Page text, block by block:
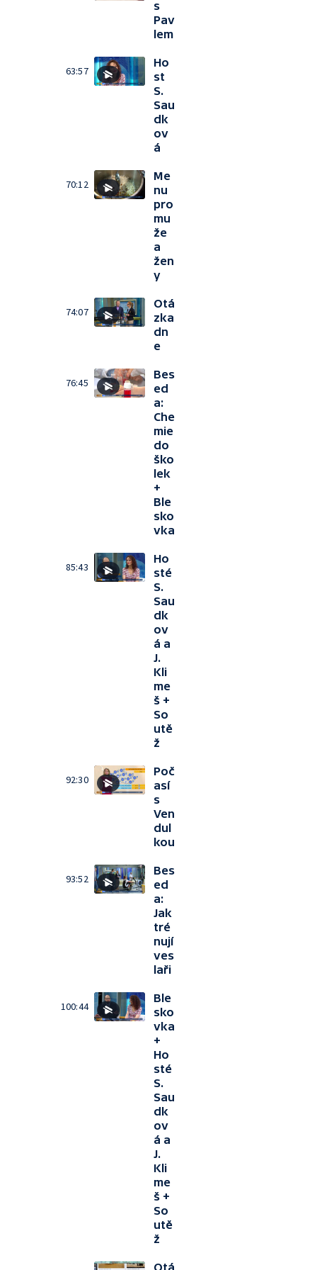
s
Pav
lem
63:57
Ho
st
S.
Sau
dk
ov
á
70:12
Me
nu
pro
mu
že
a
žen
y
74:07
Otá
zka
dn
e
76:45
Bes
ed
a:
Che
mie
do
ško
lek
+
Ble
sko
vka
85:43
Ho
sté
S.
Sau
dk
ov
á a
J.
Kli
me
š +
So
utě
ž
92:30
Poč
así
s
Ven
dul
kou
93:52
Bes
ed
a:
Jak
tré
nují
ves
laři
100:44
Ble
sko
vka
+
Ho
sté
S.
Sau
dk
ov
á a
J.
Kli
me
š +
So
utě
ž
Otá